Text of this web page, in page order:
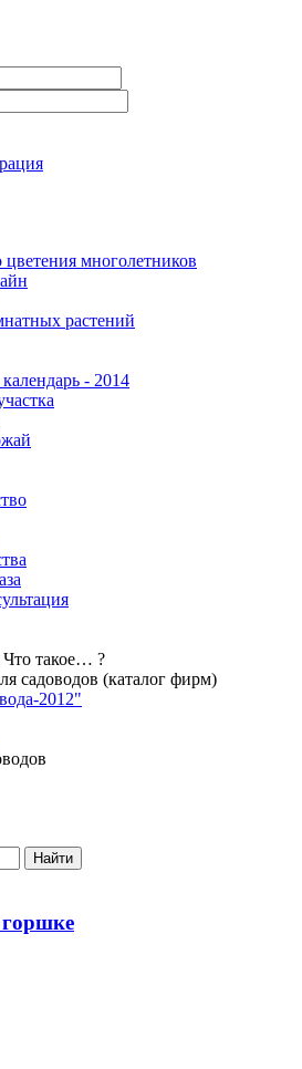
многолетников
растений
- 2014
Что такое… ?
садоводов (каталог фирм)
2012"
Найти